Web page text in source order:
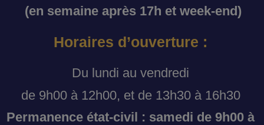
(en semaine après 17h et week-end)
Horaires d’ouverture :
Du lundi au vendredi
de 9h00 à 12h00, et de 13h30 à 16h30
Permanence état-civil : samedi de 9h00 à